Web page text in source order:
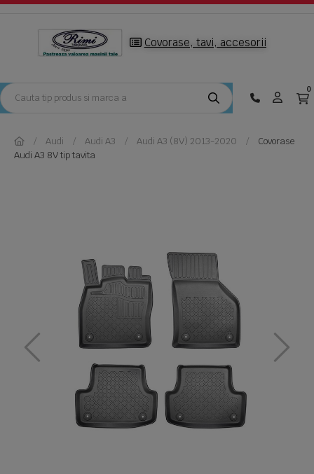
Covorase, tavi, accesorii
0
Audi Audi A3 Audi A3 (8V) 2013-2020
Covorase
Audi A3 8V tip tavita